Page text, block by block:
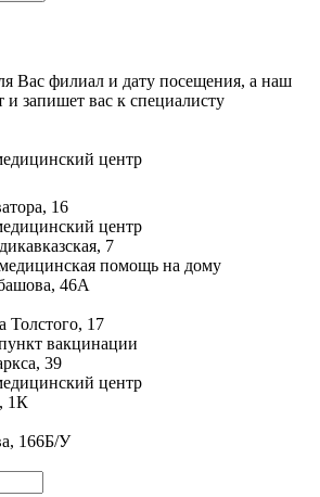
Вас филиал и дату посещения, а наш
и запишет вас к специалисту
центр
16
центр
7
помощь на дому
46А
Толстого, 17
вакцинации
39
центр
1К
166Б/У